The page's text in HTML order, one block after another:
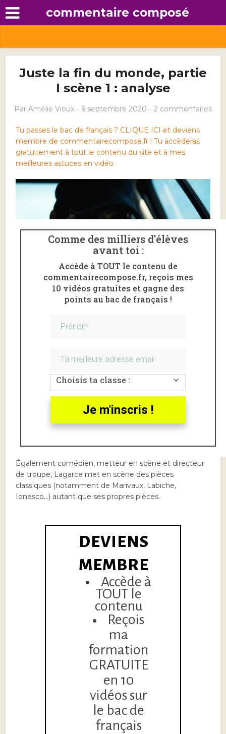
commentaire composé
Juste la fin du monde, partie
I scène 1 : analyse
Par Amélie Vioux 6 septembre 2020 2 commentaires
Tu passes le bac de français ? CLIQUE ICI et deviens
membre de commentairecompose.fr ! Tu accèderas
gratuitement à tout le contenu du site et à mes
meilleures astuces en vidéo.
Voici une lecture linéaire de la partie I scène 1
programme du bac de français.
en intégralité.
Juste la fin du monde, partie 1
scène 1, introduction
contemporains les plus reconnus et les plus joués en
Également comédien, metteur en scène et directeur
de troupe, Lagarce met en scène des pièces
classiques (notamment de Marivaux, Labiche,
Ionesco…) autant que ses propres pièces.
DEVIENS
MEMBRE
Accède à
TOUT le
contenu
Reçois
ma
formation
GRATUITE
en 10
vidéos sur
le bac de
français
Comme des milliers d'élèves
avant toi :
Accède à TOUT le contenu de
commentairecompose.fr, reçois mes
10 vidéos gratuites et gagne des
points au bac de français !
Choisis ta classe :
Je m'inscris !